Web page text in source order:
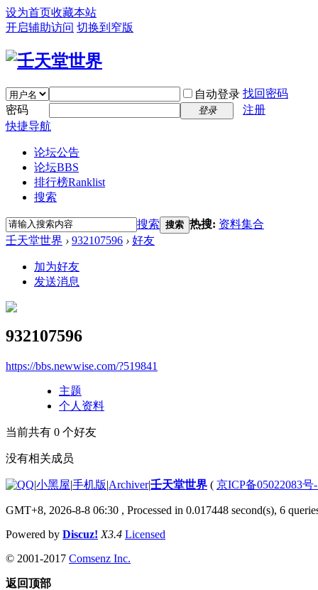
设为首页收藏本站
开启辅助访问 切换到窄版
自动登录 找回密码
密码
登录
注册
快捷导航
论坛公告
论坛BBS
排行榜Ranklist
搜索
搜索 搜索 热搜: 资料集合
壬天堂世界 › 932107596 › 好友
加为好友
发送消息
932107596
https://bbs.newwise.com/?519841
主题
个人资料
当前共有 0 个好友
没有相关成员
|小黑屋|手机版|Archiver|壬天堂世界 ( 京ICP备05022083号
GMT+8, 2026-8-8 06:30 , Processed in 0.017448 second(s), 6
Powered by Discuz! X3.4 Licensed
© 2001-2017 Comsenz Inc.
返回顶部